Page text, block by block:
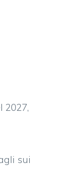
2027,
sui